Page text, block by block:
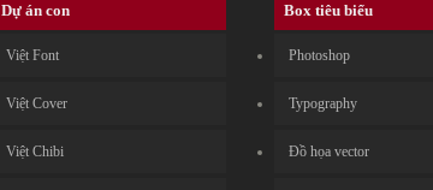
Dự án con
Việt Font
Việt Cover
Việt Chibi
Box tiêu biểu
Photoshop
Typography
Đồ họa vector